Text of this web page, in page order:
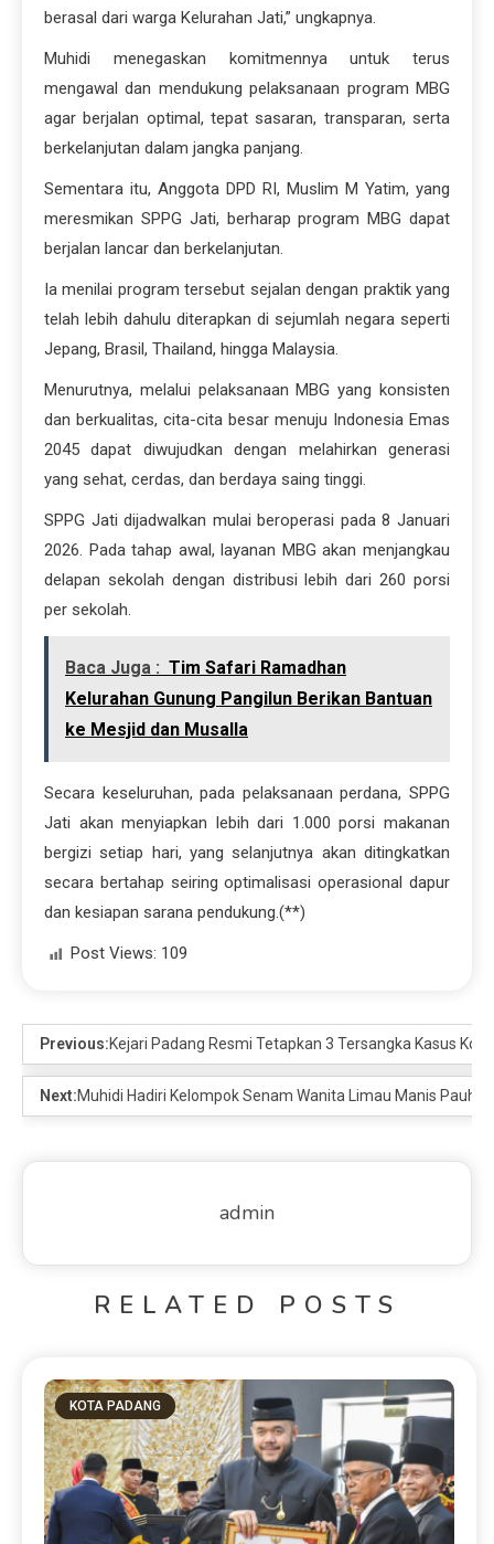
berasal dari warga Kelurahan Jati,” ungkapnya.
Muhidi menegaskan komitmennya untuk terus
mengawal dan mendukung pelaksanaan program MBG
agar berjalan optimal, tepat sasaran, transparan, serta
berkelanjutan dalam jangka panjang.
Sementara itu, Anggota DPD RI, Muslim M Yatim, yang
meresmikan SPPG Jati, berharap program MBG dapat
berjalan lancar dan berkelanjutan.
Ia menilai program tersebut sejalan dengan praktik yang
telah lebih dahulu diterapkan di sejumlah negara seperti
Jepang, Brasil, Thailand, hingga Malaysia.
Menurutnya, melalui pelaksanaan MBG yang konsisten
dan berkualitas, cita-cita besar menuju Indonesia Emas
2045 dapat diwujudkan dengan melahirkan generasi
yang sehat, cerdas, dan berdaya saing tinggi.
SPPG Jati dijadwalkan mulai beroperasi pada 8 Januari
2026. Pada tahap awal, layanan MBG akan menjangkau
delapan sekolah dengan distribusi lebih dari 260 porsi
per sekolah.
Baca Juga : Tim Safari Ramadhan
Kelurahan Gunung Pangilun Berikan Bantuan
ke Mesjid dan Musalla
Secara keseluruhan, pada pelaksanaan perdana, SPPG
Jati akan menyiapkan lebih dari 1.000 porsi makanan
bergizi setiap hari, yang selanjutnya akan ditingkatkan
secara bertahap seiring optimalisasi operasional dapur
dan kesiapan sarana pendukung.(**)
Post Views: 109
Previous:Kejari Padang Resmi Tetapkan 3 Tersangka Kasus
Next:Muhidi Hadiri Kelompok Senam Wanita Limau Manis Pauh
admin
RELATED POSTS
KOTA PADANG